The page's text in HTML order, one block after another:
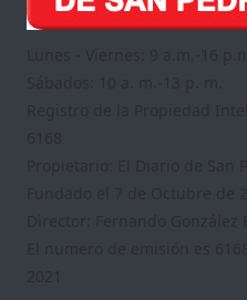
Lunes - Viernes: 9 a.m.-16 p.m.
Sábados: 10 a. m.-13 p. m.
Registro de la Propiedad
6168
Propietario: El Diario de San
Fundado el 7 de Octubre de
Director: Fernando González
El numero de emisión es
2021